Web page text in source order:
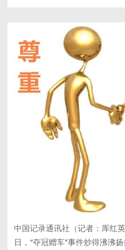
中国记录通讯社（记者：厍红
日，“夺冠赠车”事件炒得沸沸